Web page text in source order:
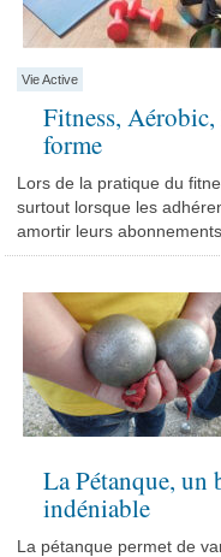
Vie Active
Fitness,
forme
Lors de la pratique du
surtout lorsque les
amortir leurs
La Pétanque, un
indéniable
La pétanque permet de